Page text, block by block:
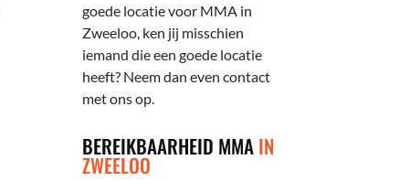
goede locatie voor MMA in
Zweeloo, ken jij misschien
iemand die een goede locatie
heeft? Neem dan even contact
met ons op.
BEREIKBAARHEID MMAIN
ZWEELOO